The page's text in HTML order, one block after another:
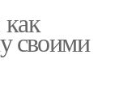
своими